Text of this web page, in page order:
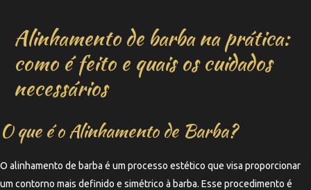
Alinhamento de barba na prática:
como é feito e quais os cuidados
necessários
O que é o Alinhamento de Barba?
O alinhamento de barba é um processo estético que visa proporcionar
um contorno mais definido e simétrico à barba. Esse procedimento é